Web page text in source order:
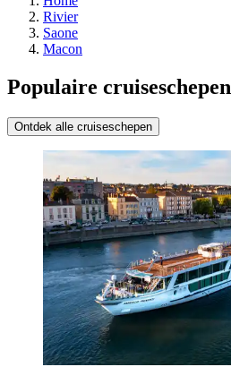
Rivier
Saone
Macon
Populaire cruiseschepen
Ontdek alle cruiseschepen